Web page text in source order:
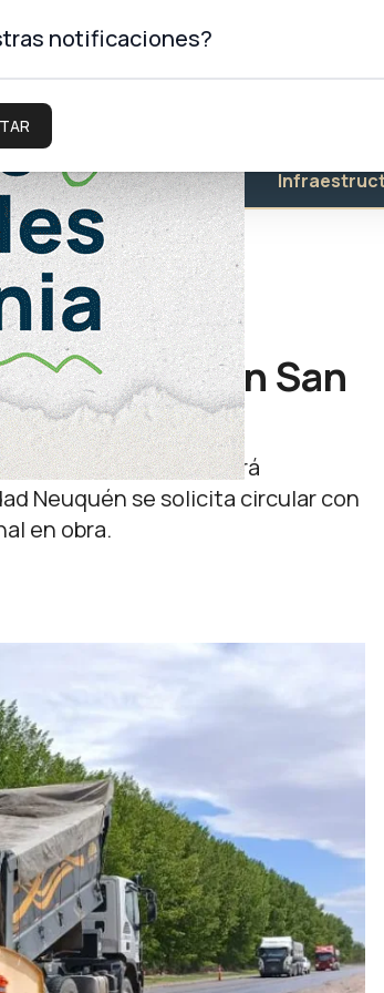
Salud
7 y 8 en San
Por tal motivo habrá
Neuquén se solicita circular con
en obra.
notificaciones?